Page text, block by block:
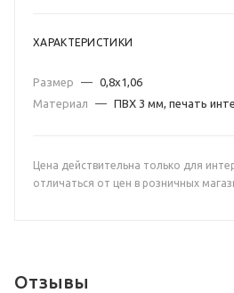
ХАРАКТЕРИСТИКИ
Размер — 0,8х1,06
Материал
— ПВХ 3 мм, печать
Цена действительна только для
отличаться от цен в розничных
Отзывы